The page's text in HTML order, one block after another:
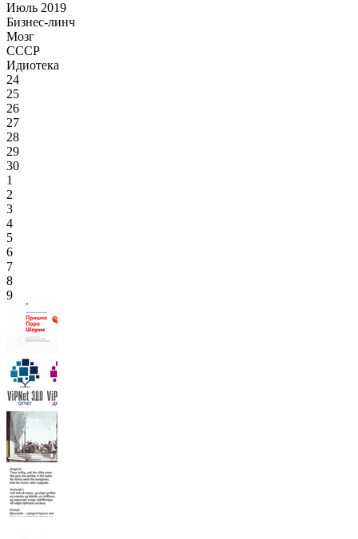
Июль 2019
Бизнес-линч
Мозг
СССР
Идиотека
24
25
26
27
28
29
30
1
2
3
4
5
6
7
8
9